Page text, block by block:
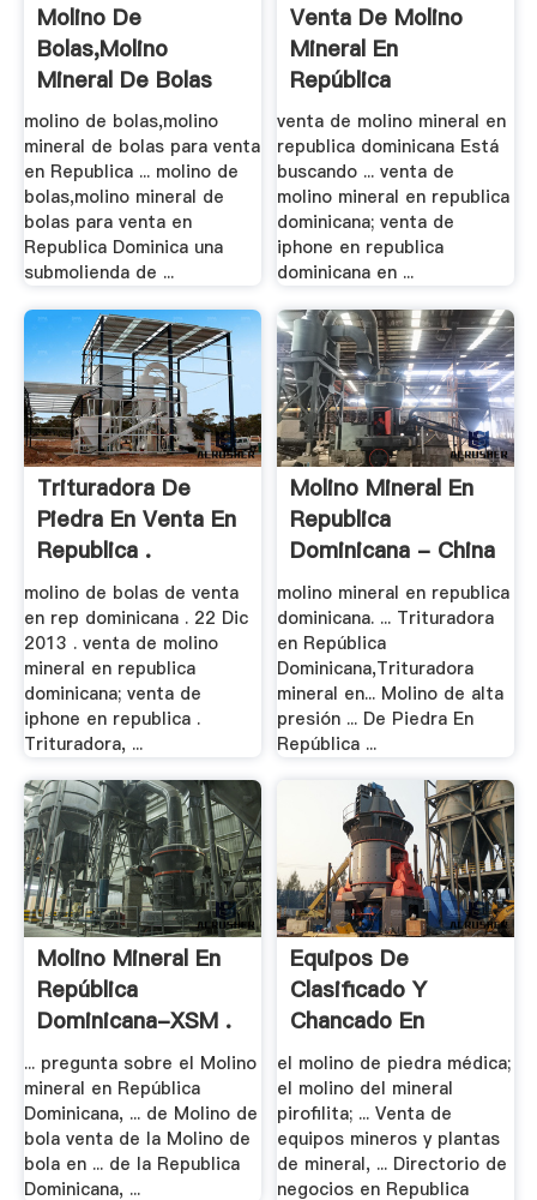
Molino De
Bolas,molino
Mineral De Bolas
Para .
molino de bolas,molino
mineral de bolas para venta
en Republica ... molino de
bolas,molino mineral de
bolas para venta en
Republica Dominica una
submolienda de ...
Venta De Molino
Mineral En
República
Dominicana
venta de molino mineral en
republica dominicana Está
buscando ... venta de
molino mineral en republica
dominicana; venta de
iphone en republica
dominicana en ...
Trituradora De
Piedra En Venta En
Republica .
molino de bolas de venta
en rep dominicana . 22 Dic
2013 . venta de molino
mineral en republica
dominicana; venta de
iphone en republica .
Trituradora, ...
Molino Mineral En
Republica
Dominicana - China
.
molino mineral en republica
dominicana. ... Trituradora
en República
Dominicana,Trituradora
mineral en... Molino de alta
presión ... De Piedra En
República ...
Molino Mineral En
República
Dominicana-XSM .
... pregunta sobre el Molino
mineral en República
Dominicana, ... de Molino de
bola venta de la Molino de
bola en ... de la Republica
Dominicana, ...
Equipos De
Clasificado Y
Chancado En
Dominicano ...
el molino de piedra médica;
el molino del mineral
pirofilita; ... Venta de
equipos mineros y plantas
de mineral, ... Directorio de
negocios en Republica